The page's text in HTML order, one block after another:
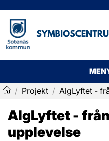
/ Projekt / AlgLyftet -
AlgLyftet -
upplevelse